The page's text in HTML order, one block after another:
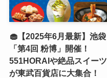
🧁【2025年6月最新】池袋
「第4回 粉博」開催！
551HORAIや絶品スイーツ
が東武百貨店に大集合！